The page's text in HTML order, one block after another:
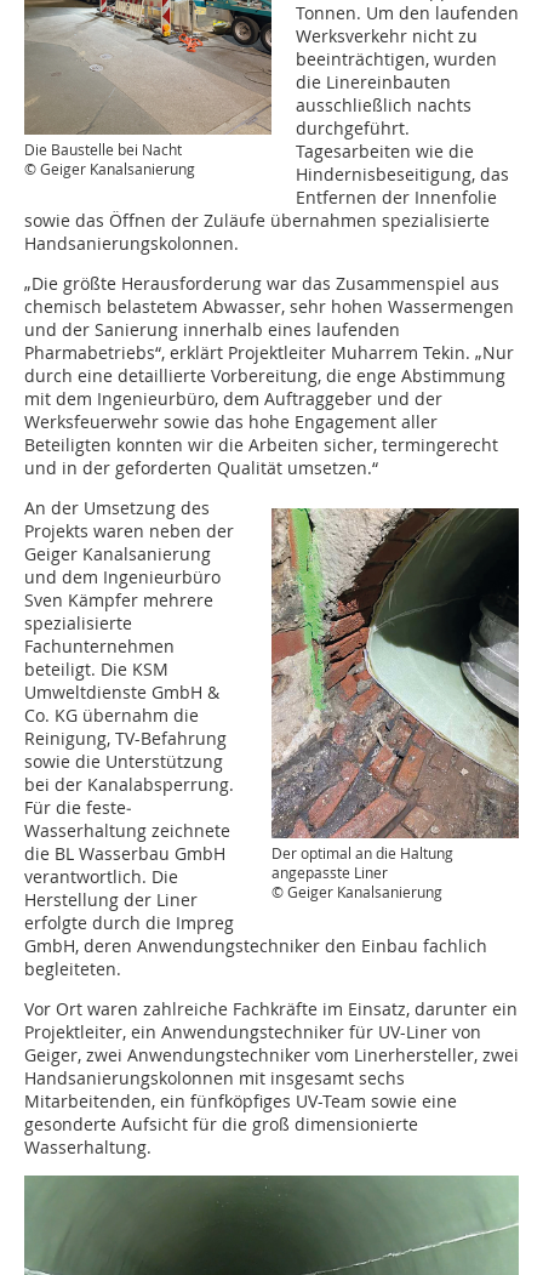
Die Baustelle bei Nacht
© Geiger Kanalsanierung
Tonnen. Um den laufenden
Werksverkehr nicht zu
beeinträchtigen, wurden
die Linereinbauten
ausschließlich nachts
durchgeführt.
Tagesarbeiten wie die
Hindernisbeseitigung, das
Entfernen der Innenfolie
sowie das Öffnen der Zuläufe übernahmen spezialisierte
Handsanierungskolonnen.
„Die größte Herausforderung war das Zusammenspiel aus
chemisch belastetem Abwasser, sehr hohen Wassermengen
und der Sanierung innerhalb eines laufenden
Pharmabetriebs“, erklärt Projektleiter Muharrem Tekin. „Nur
durch eine detaillierte Vorbereitung, die enge Abstimmung
mit dem Ingenieurbüro, dem Auftraggeber und der
Werksfeuerwehr sowie das hohe Engagement aller
Beteiligten konnten wir die Arbeiten sicher, termingerecht
und in der geforderten Qualität umsetzen.“
Der optimal an die Haltung
angepasste Liner
© Geiger Kanalsanierung
An der Umsetzung des
Projekts waren neben der
Geiger Kanalsanierung
und dem Ingenieurbüro
Sven Kämpfer mehrere
spezialisierte
Fachunternehmen
beteiligt. Die KSM
Umweltdienste GmbH &
Co. KG übernahm die
Reinigung, TV-Befahrung
sowie die Unterstützung
bei der Kanalabsperrung.
Für die feste­
Wasserhaltung zeichnete
die BL Wasserbau GmbH
verantwortlich. Die
Herstellung der Liner
erfolgte durch die Impreg
GmbH, deren Anwendungstechniker den Einbau fachlich
begleiteten.
Vor Ort waren zahlreiche Fachkräfte im Einsatz, darunter ein
Projektleiter, ein Anwendungstechniker für UV-Liner von
Geiger, zwei Anwendungstechniker vom Linerhersteller, zwei
Handsanierungskolonnen mit insgesamt sechs
Mitarbeitenden, ein fünfköpfiges UV-Team sowie eine
gesonderte Aufsicht für die groß dimensionierte
Wasserhaltung.